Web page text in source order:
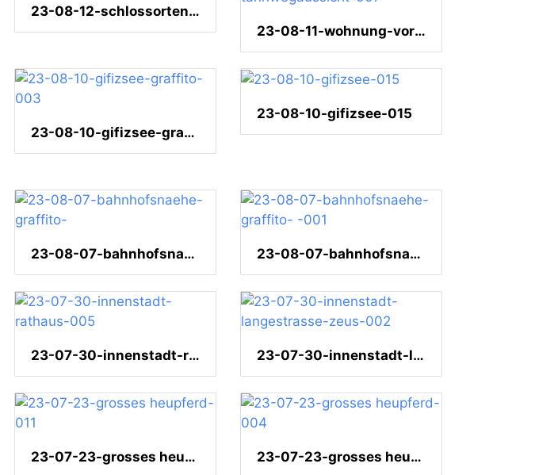
23-08-12-schlossortenberg-038
23-08-11-wohnung-vor sonnenaufgang-tannwegaussicht-007
23-08-10-gifizsee-graffito-003
23-08-10-gifizsee-015
23-08-07-bahnhofsnaehe-graffito-
23-08-07-bahnhofsnaehe-graffito- -001
23-07-30-innenstadt-rathaus-005 23-07-30-innenstadt-langestrasse-zeus-002
23-07-23-grosses heupferd-011 23-07-23-grosses heupferd-004